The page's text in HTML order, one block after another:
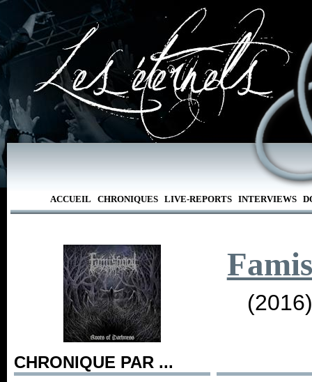
ACCUEIL CHRONIQUES LIVE-REPORTS INTERVIEWS
CHRONIQUE PAR ...